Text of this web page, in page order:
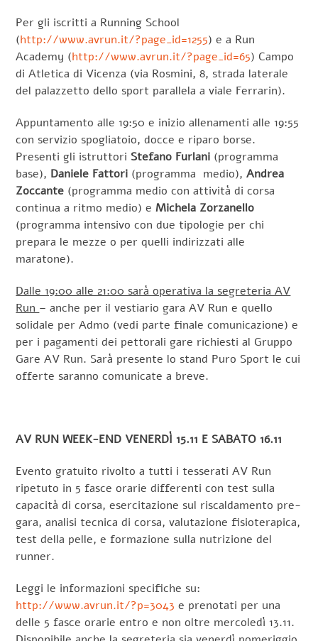
Per gli iscritti a Running School
(http://www.avrun.it/?page_id=1255) e a Run
Academy (http://www.avrun.it/?page_id=65) Campo
di Atletica di Vicenza (via Rosmini, 8, strada laterale
del palazzetto dello sport parallela a viale Ferrarin).
Appuntamento alle 19:50 e inizio allenamenti alle 19:55
con servizio spogliatoio, docce e riparo borse.
Presenti gli istruttori Stefano Furlani (programma
base), Daniele Fattori (programma medio),Andrea
Zoccante (programma medio con attività di corsa
continua a ritmo medio) eMichela Zorzanello
(programma intensivo con due tipologie per chi
prepara le mezze o per quelli indirizzati alle
maratone).
Dalle 19:00 alle 21:00 sarà operativa la segreteria AV
Run – anche per il vestiario gara AV Run e quello
solidale per Admo (vedi parte finale comunicazione) e
per i pagamenti dei pettorali gare richiesti al Gruppo
Gare AV Run. Sarà presente lo stand Puro Sport le cui
offerte saranno comunicate a breve.
AV RUN WEEK-END VENERDÌ 15.11 E SABATO 16.11
Evento gratuito rivolto a tutti i tesserati AV Run
ripetuto in 5 fasce orarie differenti con test sulla
capacità di corsa, esercitazione sul riscaldamento pre-
gara, analisi tecnica di corsa, valutazione fisioterapica,
test della pelle, e formazione sulla nutrizione del
runner.
Leggi le informazioni specifiche su:
http://www.avrun.it/?p=3043 e prenotati per una
delle 5 fasce orarie entro e non oltre mercoledì 13.11.